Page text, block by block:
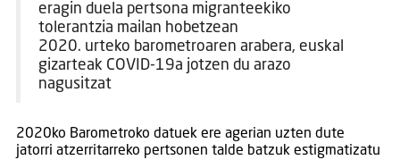
eragin duela pertsona migranteekiko
tolerantzia mailan hobetzean
2020. urteko barometroaren arabera, euskal
gizarteak COVID-19a jotzen du arazo
nagusitzat
2020ko Barometroko datuek ere agerian uzten dute
jatorri atzerritarreko pertsonen talde batzuk estigmatizatu